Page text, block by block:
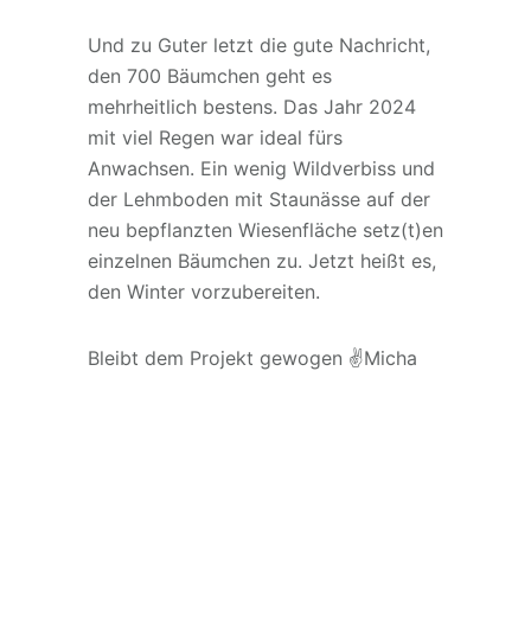
Und zu Guter letzt die gute Nachricht,
den 700 Bäumchen geht es
mehrheitlich bestens. Das Jahr 2024
mit viel Regen war ideal fürs
Anwachsen. Ein wenig Wildverbiss und
der Lehmboden mit Staunässe auf der
neu bepflanzten Wiesenfläche setz(t)en
einzelnen Bäumchen zu. Jetzt heißt es,
den Winter vorzubereiten.
Bleibt dem Projekt gewogen ✌️Micha